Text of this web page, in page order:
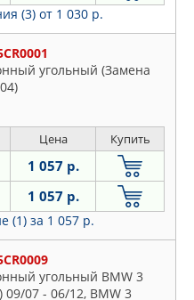
(3) от 1 030 р.
угольный (Замена
Цена Купить
1 057 р.
1 057 р.
(1) за 1 057 р.
угольный BMW 3
09/07 - 06/12, BMW 3